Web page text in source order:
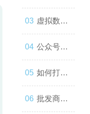
的品牌与
世界联系
起来
一款高效
的网站
虚拟数字
人：技术
与人类事
务的交错
公众号开
发：如何
让你的公
如何打造
一个优秀
批发商